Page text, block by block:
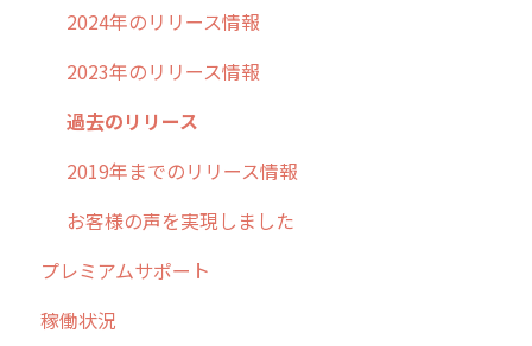
2024年のリリース情報
2023年のリリース情報
過去のリリース
2019年までのリリース情報
お客様の声を実現しました
プレミアムサポート
稼働状況